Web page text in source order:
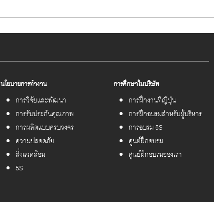
"2025-03-27"
โครงการ NHK เปิดบ้าน ปันความรู้สู่ชุมชน ต่อเนื่องเป็นปีที่ 3 อ่านต่อ
นโยบายการทำงาน
การวิจัยและพัฒนา
การรับประกันคุณภาพ
การผลิตแบบครบวงจร
ความปลอดภัย
สิ่งแวดล้อม
5S
การศึกษาในบริษัท
การฝึกงานที่ญี่ปุ่น
การฝึกอบรมสำหรับผู้บริหาร
การอบรม 5S
ศูนย์ฝึกอบรม
ศูนย์ฝึกอบรมของเรา